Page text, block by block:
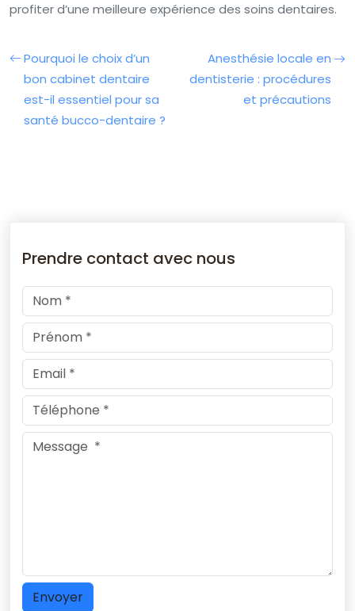
profiter d’une meilleure expérience des soins dentaires.
Pourquoi le choix d’un
bon cabinet dentaire
est-il essentiel pour sa
santé bucco-dentaire ?
Anesthésie locale en
dentisterie : procédures
et précautions
Prendre contact avec nous